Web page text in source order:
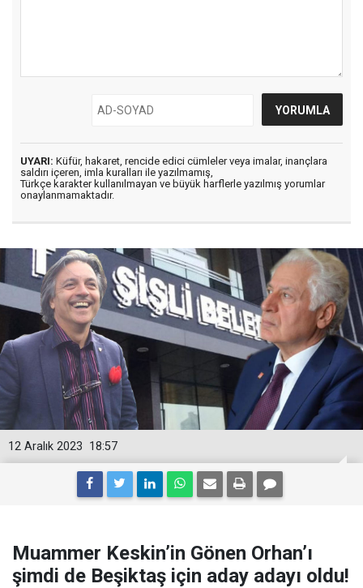
UYARI: Küfür, hakaret, rencide edici cümleler veya imalar, inançlara
saldırı içeren, imla kuralları ile yazılmamış,
Türkçe karakter kullanılmayan ve büyük harflerle yazılmış yorumlar
onaylanmamaktadır.
18:57
12 Aralık 2023
Muammer Keskin’in Gönen Orhan’ı
şimdi de Beşiktaş için aday adayı oldu!